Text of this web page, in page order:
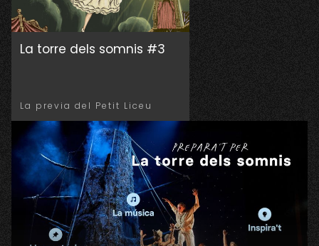
La torre dels somnis #3
La previa del Petit Liceu